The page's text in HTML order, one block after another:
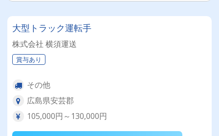
大型トラック運転手
株式会社 横須運送
賞与あり
その他
広島県安芸郡
105,000円～130,000円